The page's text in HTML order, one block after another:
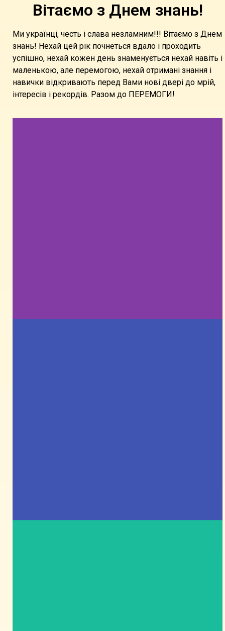
Вітаємо з Днем знань!
Ми українці, честь і слава незламним!!! Вітаємо з Днем
знань! Нехай цей рік почнеться вдало і проходить
успішно, нехай кожен день знаменується нехай навіть і
маленькою, але перемогою, нехай отримані знання і
навички відкривають перед Вами нові двері до мрій,
інтересів і рекордів. Разом до ПЕРЕМОГИ!